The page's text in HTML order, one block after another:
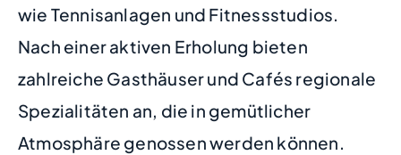
wie Tennisanlagen und Fitnessstudios.
Nach einer aktiven Erholung bieten
zahlreiche Gasthäuser und Cafés regionale
Spezialitäten an, die in gemütlicher
Atmosphäre genossen werden können.